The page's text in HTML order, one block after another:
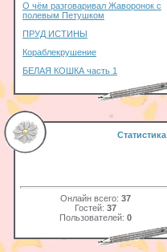
О чём разговаривал Жаворонок с
полевым Петушком
ПРУД ИСТИНЫ
Кораблекрушение
БЕЛАЯ КОШКА часть 1
Статистика
Онлайн всего: 37
Гостей: 37
Пользователей: 0